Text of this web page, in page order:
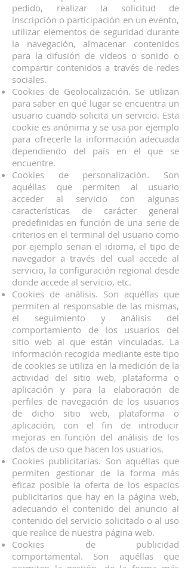
pedido, realizar la solicitud de
inscripción o participación en un evento,
utilizar elementos de seguridad durante
la navegación, almacenar contenidos
para la difusión de videos o sonido o
compartir contenidos a través de redes
sociales.
Cookies de Geolocalización. Se utilizan
para saber en qué lugar se encuentra un
usuario cuando solicita un servicio. Esta
cookie es anónima y se usa por ejemplo
para ofrecerle la información adecuada
dependiendo del país en el que se
encuentre.
Cookies de personalización. Son
aquéllas que permiten al usuario
acceder al servicio con algunas
características de carácter general
predefinidas en función de una serie de
criterios en el terminal del usuario como
por ejemplo serian el idioma, el tipo de
navegador a través del cual accede al
servicio, la configuración regional desde
donde accede al servicio, etc.
Cookies de análisis. Son aquéllas que
permiten al responsable de las mismas,
el seguimiento y análisis del
comportamiento de los usuarios del
sitio web al que están vinculadas. La
información recogida mediante este tipo
de cookies se utiliza en la medición de la
actividad del sitio web, plataforma o
aplicación y para la elaboración de
perfiles de navegación de los usuarios
de dicho sitio web, plataforma o
aplicación, con el fin de introducir
mejoras en función del análisis de los
datos de uso que hacen los usuarios.
Cookies publicitarias. Son aquéllas que
permiten gestionar de la forma más
eficaz posible la oferta de los espacios
publicitarios que hay en la página web,
adecuando el contenido del anuncio al
contenido del servicio solicitado o al uso
que realice de nuestra página web.
Cookies de publicidad
comportamental. Son aquéllas que